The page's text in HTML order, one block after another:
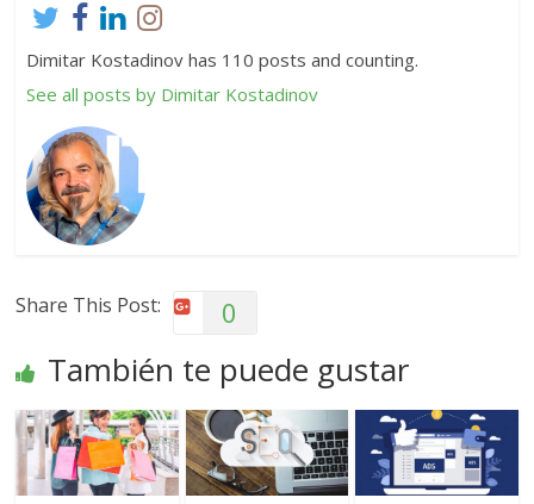
Dimitar Kostadinov has 110 posts and counting.
See all posts by Dimitar Kostadinov
Share This Post: 0
También te puede gustar